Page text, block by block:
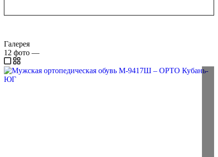
Галерея
12 фото —